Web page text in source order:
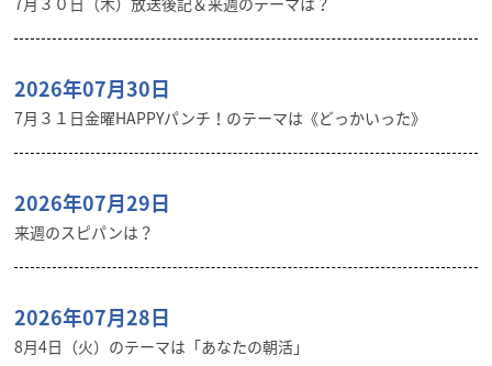
2026年07月30日
7月３１日金曜HAPPYパンチ！のテーマは《どっかいった》
2026年07月29日
来週のスピパンは？
2026年07月28日
8月4日（火）のテーマは「あなたの朝活」